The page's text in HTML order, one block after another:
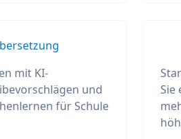
mit KI-
und
für Schule
Sie